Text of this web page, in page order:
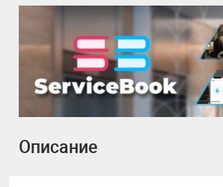
Описание